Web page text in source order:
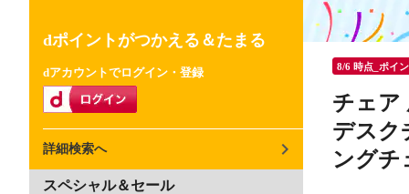
dポイントがつかえる＆たまる
dアカウントでログイン・登録
詳細検索へ
スペシャル＆セール
8/6 時点_ポイ
チェア
デスク
ングチ